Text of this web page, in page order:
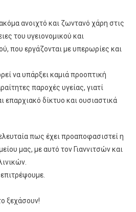
ανοιχτό και ζωντανό χάρη στις
του υγειονομικού και
που εργάζονται με υπερωρίες και
να υπάρξει καμιά προοπτική
παροχές υγείας, γιατί
επαρχιακό δίκτυο και ουσιαστικά
πως έχει προαποφασιστεί η
μας, με αυτό τον Γιαννιτσών και
ξεχάσουν!